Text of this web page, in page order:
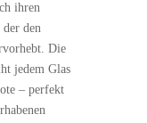
ihren
den
Die
jedem Glas
– perfekt